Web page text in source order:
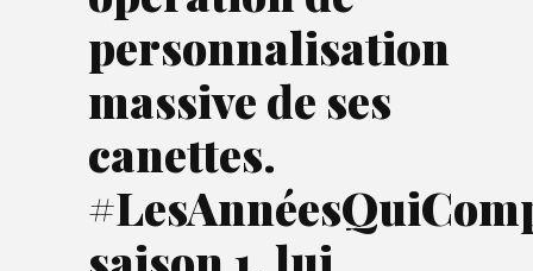
personnalisation
massive de ses
canettes.